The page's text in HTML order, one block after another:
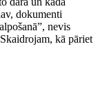
dokumenti
nevis
kā pāriet